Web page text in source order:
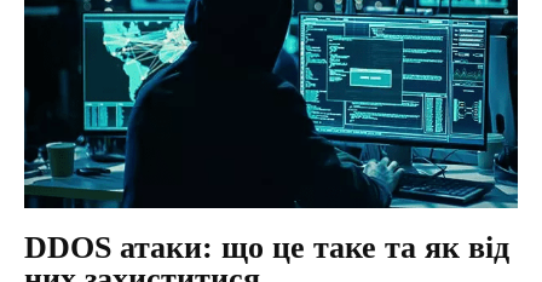
DDOS атаки: що це таке та як від